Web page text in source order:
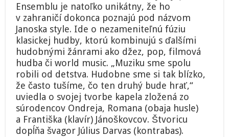
Ensemblu je natoľko unikátny, že ho
v zahraničí dokonca poznajú pod názvom
Janoska style. Ide o nezameniteľnú fúziu
klasickej hudby, ktorú kombinujú s ďalšími
hudobnými žánrami ako džez, pop, filmová
hudba či world music. „Muziku sme spolu
robili od detstva. Hudobne sme si tak blízko,
že často tušíme, čo ten druhý bude hrať,“
uviedla o svojej tvorbe kapela zložená zo
súrodencov Ondreja, Romana (obaja husle)
a Františka (klavír) Jánoškovcov. Štvoricu
dopĺňa švagor Július Darvas (kontrabas).